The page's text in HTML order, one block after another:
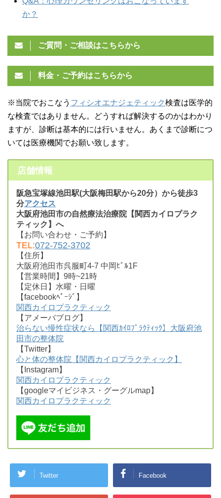
か？
ご質問・ご相談はこちらから
料金・ご予約はこちらから
※当院でおこなう フィシオエナジェティック検査は医学的
な検査ではありません。どうすれば解決するのかはわかり
ますが、診断は基本的には行いません。あくまで診断につ
いては医療機関でお願い致します。
店舗情報
阪急宝塚線池田駅(大阪梅田駅から20分）から徒歩3
分アクセス
大阪府池田市の自然療法治療院【関西カイロプラク
ティック】へ
【お問い合わせ・ご予約】
TEL:072-752-3702
【住所】
大阪府池田市呉服町4-7 中岡ﾋﾞﾙ1F
【営業時間】9時~21時
【定休日】水曜・日曜
【facebookﾍﾟｰｼﾞ】
関西カイロプラクティック
【アメーバブログ】
治らない慢性症状なら【関西ｶｲﾛﾌﾟﾗｸﾃｨｯｸ】大阪府池
田市の整体院
【Twitter】
心と体の整体院【関西カイロプラクティック】
【Instagram】
関西カイロプラクティック
【googleマイビジネス・グーグルmap】
関西カイロプラクティック
Twitter Facebook